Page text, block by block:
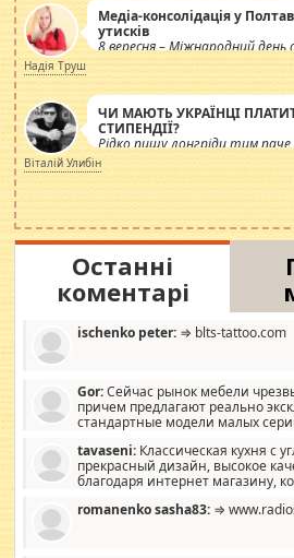
Медіа-консолідація у
утисків
8 вересня – Міжнародний день
журналістів.
Надія Труш
ЧИ МАЮТЬ УКРАЇНЦІ
СТИПЕНДІЇ?
Рідко пишу лонгріди тим
просто дістало! Обурюють
навколо стипендіального
роздувається ще одна
Віталій Улибін
Останні
коментарі
ischenko peter: ⇒ blts-tattoo.com
Gor:Сейчас рынок мебели
причем предлагают реально
стандартные модели малых
стандартные формы, в MebelOk,
со вкусом все в порядке, без
мебель, а это не последний фактор.
tavaseni: Классическая кухня с
прекрасный дизайн, высокое
благодаря интернет магазину,
romanenko sasha83: ⇒